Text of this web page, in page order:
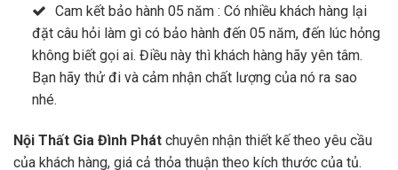
Cam kết bảo hành 05 năm : Có nhiều khách hàng lại
đặt câu hỏi làm gì có bảo hành đến 05 năm, đến lúc hỏng
không biết gọi ai. Điều này thì khách hàng hãy yên tâm.
Bạn hãy thử đi và cảm nhận chất lượng của nó ra sao
nhé.
Nội Thất Gia Đình Phát chuyên nhận thiết kế theo yêu cầu
của khách hàng, giá cả thỏa thuận theo kích thước của tủ.